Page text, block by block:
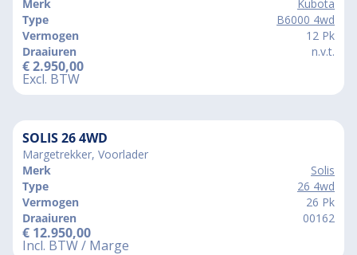
Merk
Kubota
Type
B6000 4wd
Vermogen
12 Pk
Draaiuren
n.v.t.
€2.950,00
Excl. BTW
SOLIS 26 4WD
Margetrekker, Voorlader
Merk
Solis
Type
26 4wd
Vermogen
26 Pk
Draaiuren
00162
€ 12.950,00
Incl. BTW / Marge